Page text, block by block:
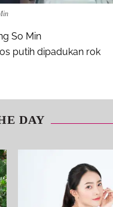
So Min
putih dipadukan rok
DAY